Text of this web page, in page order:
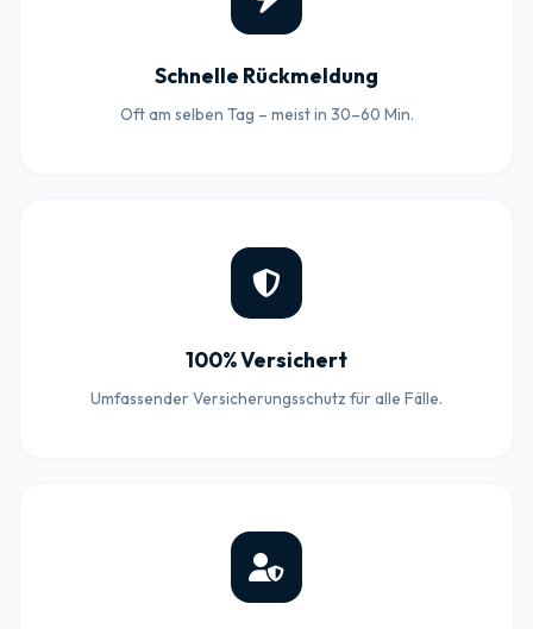
Schnelle Rückmeldung
Oft am selben Tag – meist in 30–60 Min.
100% Versichert
Umfassender Versicherungsschutz für alle Fälle.